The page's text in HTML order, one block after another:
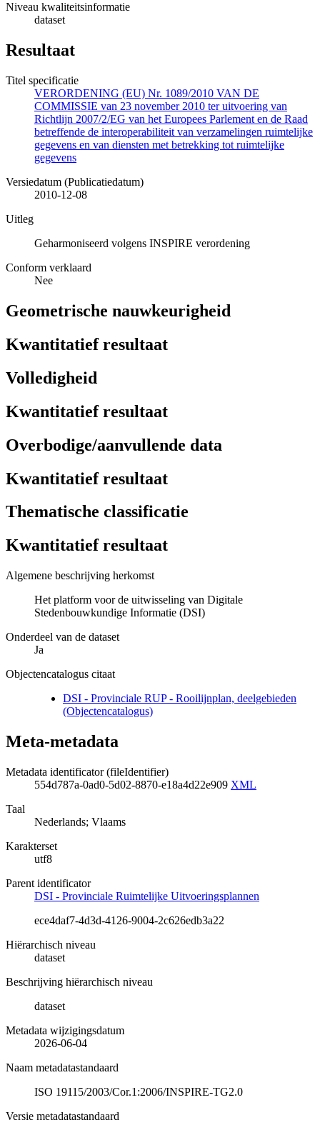
Niveau kwaliteitsinformatie
dataset
Resultaat
Titel specificatie
VERORDENING (EU) Nr. 1089/2010 VAN DE
COMMISSIE van 23 november 2010 ter uitvoering van
Richtlijn 2007/2/EG van het Europees Parlement en de Raad
betreffende de interoperabiliteit van verzamelingen ruimtelijke
gegevens en van diensten met betrekking tot ruimtelijke
gegevens
Versiedatum (Publicatiedatum)
2010-12-08
Uitleg
Geharmoniseerd volgens INSPIRE verordening
Conform verklaard
Nee
Geometrische nauwkeurigheid
Kwantitatief resultaat
Volledigheid
Kwantitatief resultaat
Overbodige/aanvullende data
Kwantitatief resultaat
Thematische classificatie
Kwantitatief resultaat
Algemene beschrijving herkomst
Het platform voor de uitwisseling van Digitale
Stedenbouwkundige Informatie (DSI)
Onderdeel van de dataset
Ja
Objectencatalogus citaat
DSI - Provinciale RUP - Rooilijnplan, deelgebieden
(Objectencatalogus)
Meta-metadata
Metadata identificator (fileIdentifier)
554d787a-0ad0-5d02-8870-e18a4d22e909 XML
Taal
Nederlands; Vlaams
Karakterset
utf8
Parent identificator
DSI - Provinciale Ruimtelijke Uitvoeringsplannen
ece4daf7-4d3d-4126-9004-2c626edb3a22
Hiërarchisch niveau
dataset
Beschrijving hiërarchisch niveau
dataset
Metadata wijzigingsdatum
2026-06-04
Naam metadatastandaard
ISO 19115/2003/Cor.1:2006/INSPIRE-TG2.0
Versie metadatastandaard